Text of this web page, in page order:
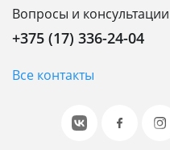
или
Вопросы и
+375 (17) 336-24-04
Все контакты